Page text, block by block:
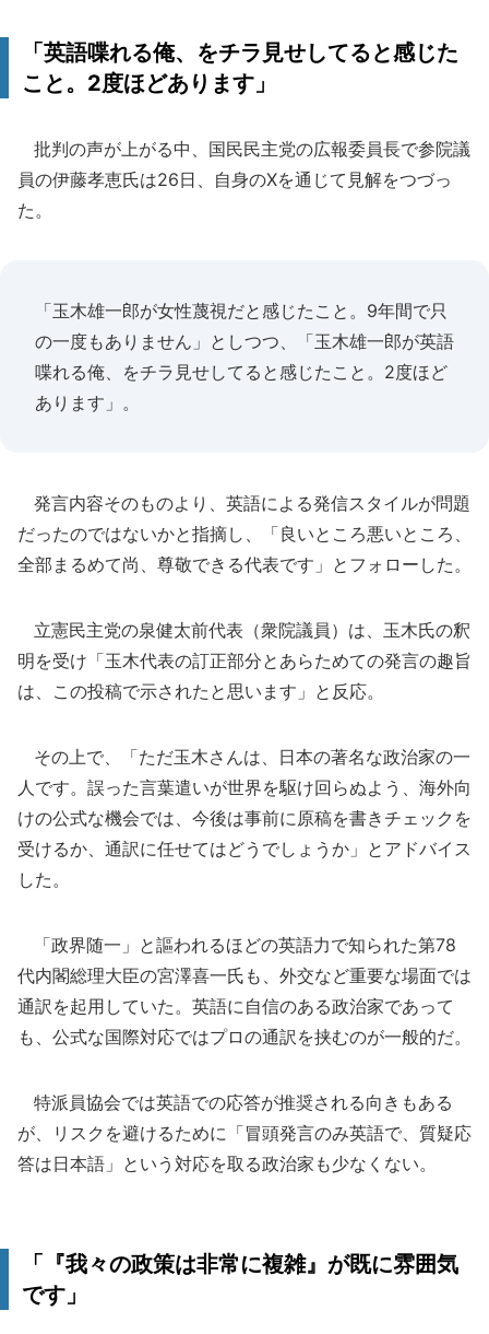
「英語喋れる俺、をチラ見せしてると感じた
こと。2度ほどあります」
批判の声が上がる中、国民民主党の広報委員長で参院議
員の伊藤孝恵氏は26日、自身のXを通じて見解をつづっ
た。
「玉木雄一郎が女性蔑視だと感じたこと。9年間で只
の一度もありません」としつつ、「玉木雄一郎が英語
喋れる俺、をチラ見せしてると感じたこと。2度ほど
あります」。
発言内容そのものより、英語による発信スタイルが問題
だったのではないかと指摘し、「良いところ悪いところ、
全部まるめて尚、尊敬できる代表です」とフォローした。
立憲民主党の泉健太前代表（衆院議員）は、玉木氏の釈
明を受け「玉木代表の訂正部分とあらためての発言の趣旨
は、この投稿で示されたと思います」と反応。
その上で、「ただ玉木さんは、日本の著名な政治家の一
人です。誤った言葉遣いが世界を駆け回らぬよう、海外向
けの公式な機会では、今後は事前に原稿を書きチェックを
受けるか、通訳に任せてはどうでしょうか」とアドバイス
した。
「政界随一」と謳われるほどの英語力で知られた第78
代内閣総理大臣の宮澤喜一氏も、外交など重要な場面では
通訳を起用していた。英語に自信のある政治家であって
も、公式な国際対応ではプロの通訳を挟むのが一般的だ。
特派員協会では英語での応答が推奨される向きもある
が、リスクを避けるために「冒頭発言のみ英語で、質疑応
答は日本語」という対応を取る政治家も少なくない。
「『我々の政策は非常に複雑』が既に雰囲気
です」